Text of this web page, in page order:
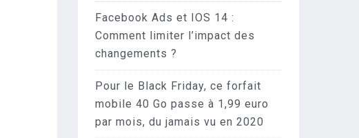
Facebook Ads et IOS 14 :
Comment limiter l’impact des
changements ?
Pour le Black Friday, ce forfait
mobile 40 Go passe à 1,99 euro
par mois, du jamais vu en 2020